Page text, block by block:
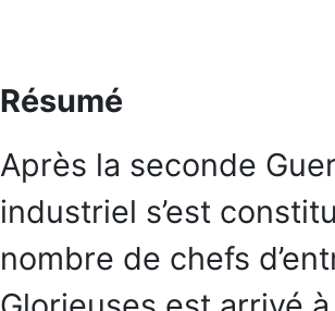
Résumé
Après la seconde
industriel s’est
nombre de chefs